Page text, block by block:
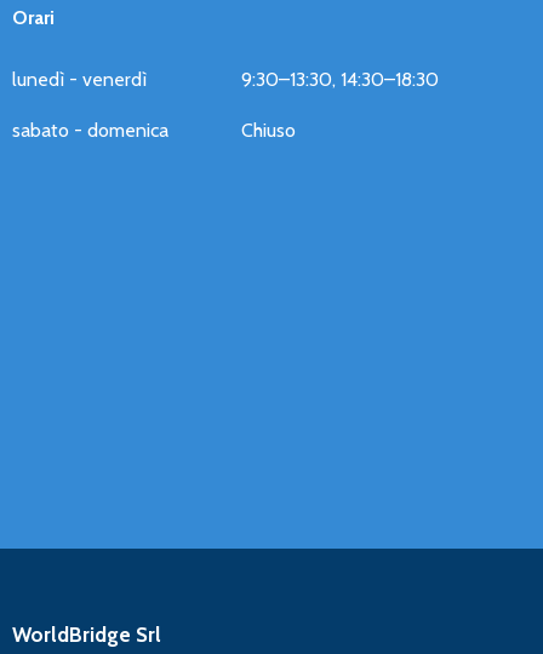
Orari
lunedì - venerdì 9:30–13:30, 14:30–18:30
sabato - domenica Chiuso
WorldBridge Srl